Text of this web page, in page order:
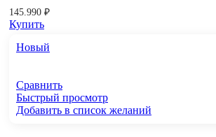
145.990 ₽
Купить
Новый
Сравнить
Быстрый просмотр
Добавить в список желаний